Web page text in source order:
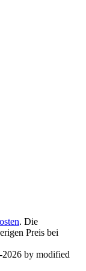
. Die
Preis bei
by modified